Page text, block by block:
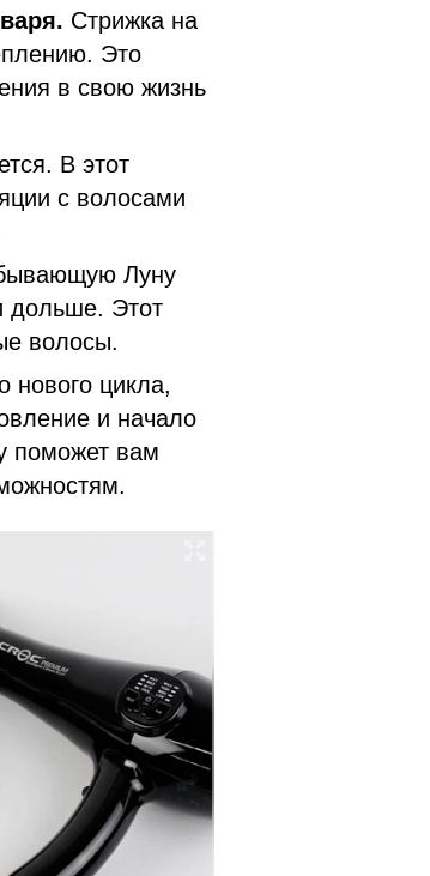
Стрижка на
Это
в свою жизнь
В этот
с волосами
Луну
дольше. Этот
волосы.
нового цикла,
и начало
поможет вам